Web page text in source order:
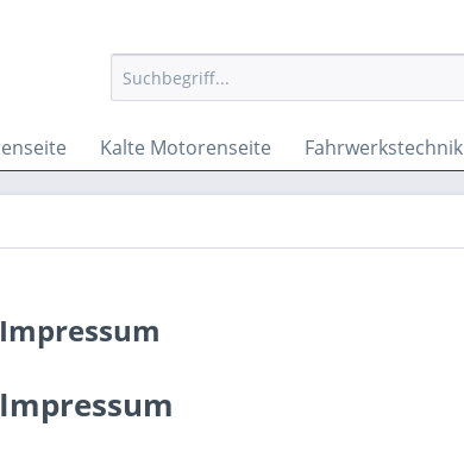
Kalte Motorenseite Fahrwerkstechnik
Impressum
Impressum